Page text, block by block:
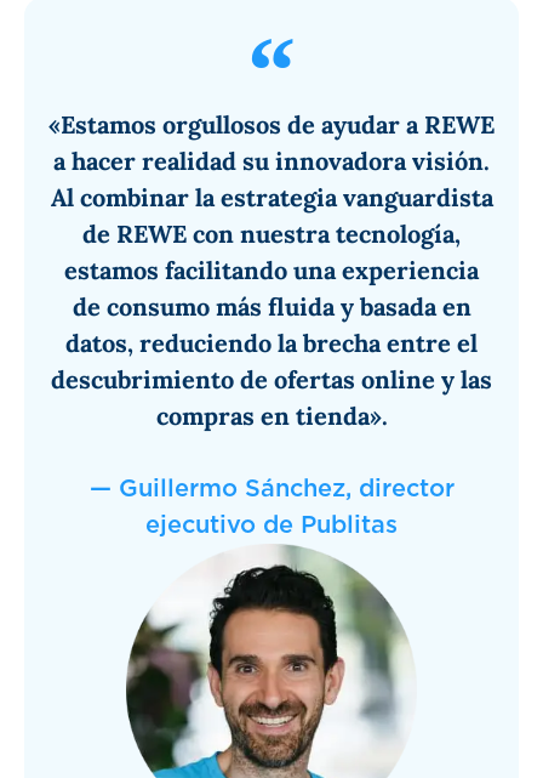
«Estamos orgullosos de ayudar a REWE
a hacer realidad su innovadora visión.
Al combinar la estrategia vanguardista
de REWE con nuestra tecnología,
estamos facilitando una experiencia
de consumo más fluida y basada en
datos, reduciendo la brecha entre el
descubrimiento de ofertas online y las
compras en tienda».
— Guillermo Sánchez, director
ejecutivo de Publitas